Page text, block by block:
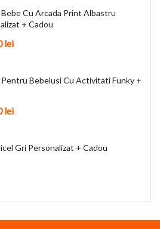
Cu Arcada Print Albastru
+ Cadou
lei
Bebelusi Cu Activitati Funky +
lei
Gri Personalizat + Cadou